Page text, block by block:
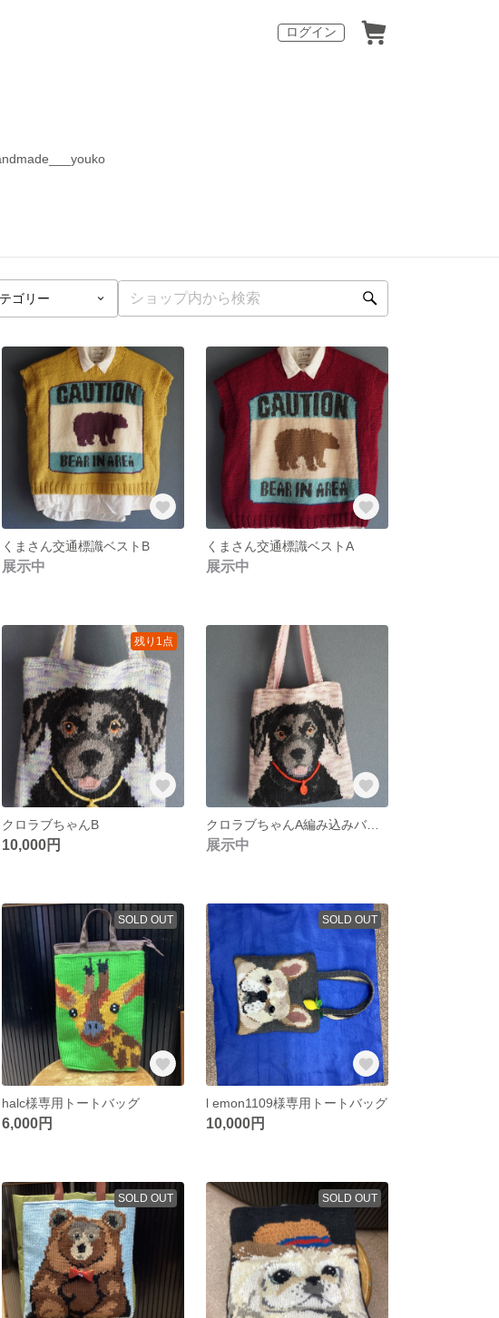
ログイン
くまさん交通標識ベストB
展示中
くまさん交通標識ベストA
展示中
残り1点
クロラブちゃんB
10,000円
クロラブちゃんA編み込みバック
展示中
SOLD OUT
halc様専用トートバッグ
6,000円
SOLD OUT
l emon1109様専用トートバッグ
10,000円
SOLD OUT SOLD OUT